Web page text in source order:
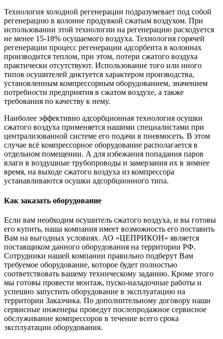
Технология холодной регенерации подразумевает под собой
регенерацию в колонне продувкой сжатым воздухом. При
использовании этой технологии на регенерацию расходуется
не менее 15-18% осушаемого воздуха. Технология горячей
регенерации процесс регенерации адсорбента в колоннах
производится теплом, при этом, потери сжатого воздуха
практически отсутствуют. Использование того или иного
типов осушителей диктуется характером производства,
установленным компрессорным оборудованием, значением
потребности предприятия в сжатом воздухе, а также
требования по качеству к нему.
Наиболее эффективно адсорбционная технология осушки
сжатого воздуха применяется нашими специалистами при
централизованной системе его подачи в пневмосеть. В этом
случае всё компрессорное оборудование располагается в
отдельном помещении. А для избежания попадания паров
влаги в воздушные трубопроводы и замерзания их в зимнее
время, на выходе сжатого воздуха из компрессора
устанавливаются осушки адсорбционного типа.
Как заказать оборудование
Если вам необходим осушитель сжатого воздуха, и вы готовы
его купить, наша компания имеет возможность его поставить
Вам на выгодных условиях. АО «ЦЕПРИКОН» является
поставщиком данного оборудования на территории РФ.
Сотрудники нашей компании правильно подберут Вам
требуемое оборудование, которое будет полностью
соответствовать вашему техническому заданию. Кроме этого
мы готовы провести монтаж, пуско-наладочные работы и
успешно запустить оборудование в эксплуатацию на
территории Заказчика. По дополнительному договору наши
сервисные инженеры проведут послепродажное сервисное
обслуживание компрессоров в течение всего срока
эксплуатации оборудования.